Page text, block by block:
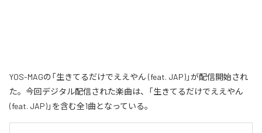
YOS-MAGの「生きてるだけでええやん (feat. JAP)」が配信開始され
た。今回デジタル配信された楽曲は、「生きてるだけでええやん
(feat. JAP)」を含む全1曲となっている。